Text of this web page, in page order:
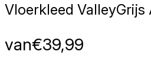
Vloerkleed ValleyGrijs
van€39,99